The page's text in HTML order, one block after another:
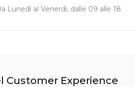
Lunedì al Venerdì, dalle 09 alle 18
Customer Experience